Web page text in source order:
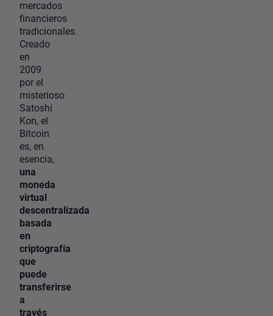
mercados
financieros
tradicionales.
Creado
en
2009
por el
misterioso
Satoshi
Kon, el
Bitcoin
es, en
esencia,
una
moneda
virtual
descentralizada
basada
en
criptografía
que
puede
transferirse
a
través